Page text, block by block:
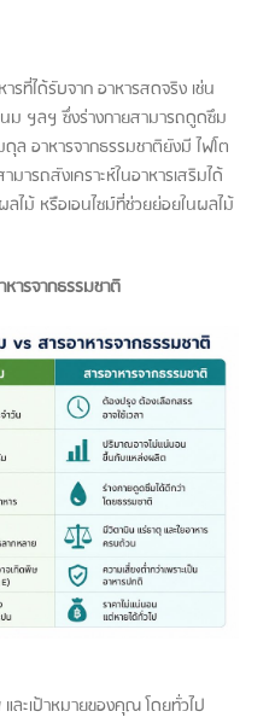
รที่ได้รับจาก อาหารสดจริง เช่น
ฯลฯ ซึ่งร่างกายสามารถดูดซึม
ล อาหารจากธรรมชาติยังมี ไฟโต
ารถสังเคราะห์ในอาหารเสริมได้
ไม้ หรือเอนไซม์ที่ช่วยย่อยในผลไม้
หารจากธรรมชาติ
ะเป้าหมายของคุณ โดยทั่วไป